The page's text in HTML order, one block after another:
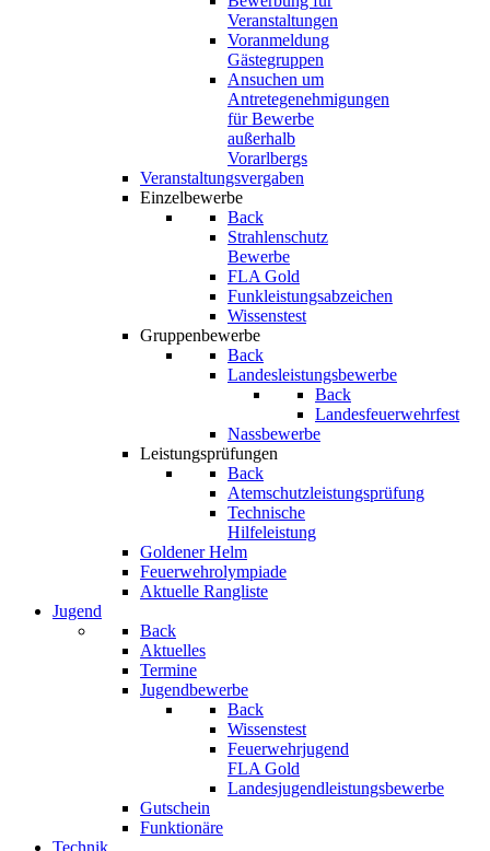
Veranstaltungen
Voranmeldung
Gästegruppen
Ansuchen um
Antretegenehmigungen
für Bewerbe
außerhalb
Vorarlbergs
Veranstaltungsvergaben
Einzelbewerbe
Back
Strahlenschutz
Bewerbe
FLA Gold
Funkleistungsabzeichen
Wissenstest
Gruppenbewerbe
Back
Landesleistungsbewerbe
Back
Landesfeuerwehrfest
Nassbewerbe
Leistungsprüfungen
Back
Atemschutzleistungsprüfung
Technische
Hilfeleistung
Goldener Helm
Feuerwehrolympiade
Aktuelle Rangliste
Jugend
Back
Aktuelles
Termine
Jugendbewerbe
Back
Wissenstest
Feuerwehrjugend
FLA Gold
Landesjugendleistungsbewerbe
Gutschein
Funktionäre
Technik